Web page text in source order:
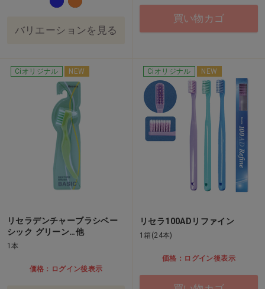
バリエーションを見る
買い物カゴ
Ciオリジナル NEW
リセラデンチャーブラシベー
シック グリーン…他
1本
価格：ログイン後表示
Ciオリジナル NEW
リセラ100ADリファイン
1箱(24本)
価格：ログイン後表示